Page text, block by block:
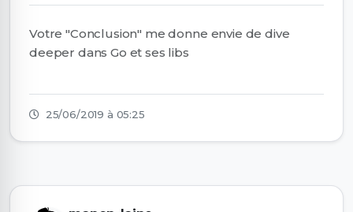
Votre "Conclusion" me donne envie de dive
deeper dans Go et ses libs
25/06/2019 à 05:25